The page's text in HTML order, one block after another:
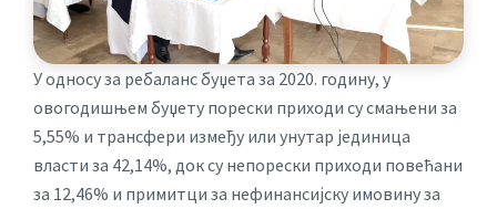
У односу за ребаланс буџета за 2020. годину, у
овогодишњем буџету порески приходи су смањени за
5,55% и трансфери између или унутар јединица
власти за 42,14%, док су непорески приходи повећани
за 12,46% и примитци за нефинансијску имовину за